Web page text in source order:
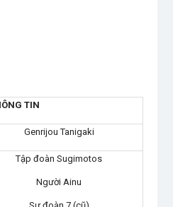
TIN
Genrijou Tanigaki
Tập đoàn Sugimotos
Người Ainu